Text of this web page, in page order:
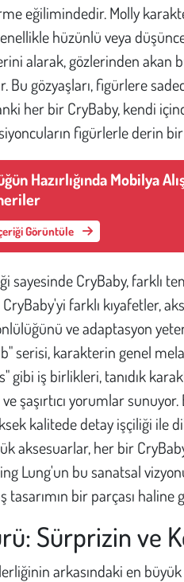
eğilimindedir. Molly
hüzünlü veya
alarak, gözlerinden akan
Bu gözyaşları, figürlere
her bir CryBaby, kendi
figürlerle derin bir
Hazırlığında Mobilya
Görüntüle
sayesinde CryBaby, farklı
CryBaby'yi farklı kıyafetler,
ve adaptasyon
serisi, karakterin genel
gibi iş birlikleri, tanıdık
şaşırtıcı yorumlar
kalitede detay işçiliği ile
aksesuarlar, her bir
Lung'un bu sanatsal
tasarımın bir parçası haline
Sürprizin ve
arkasındaki en